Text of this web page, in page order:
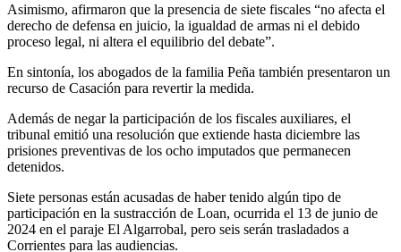
Asimismo, afirmaron que la presencia de siete fiscales “no afecta el
derecho de defensa en juicio, la igualdad de armas ni el debido
proceso legal, ni altera el equilibrio del debate”.
En sintonía, los abogados de la familia Peña también presentaron un
recurso de Casación para revertir la medida.
Además de negar la participación de los fiscales auxiliares, el
tribunal emitió una resolución que extiende hasta diciembre las
prisiones preventivas de los ocho imputados que permanecen
detenidos.
Siete personas están acusadas de haber tenido algún tipo de
participación en la sustracción de Loan, ocurrida el 13 de junio de
2024 en el paraje El Algarrobal, pero seis serán trasladados a
Corrientes para las audiencias.